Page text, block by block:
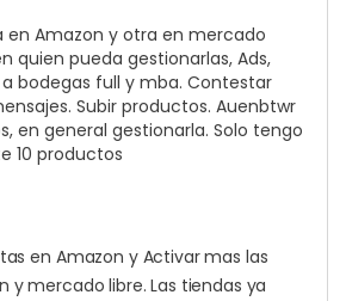
en Amazon y otra en mercado
quien pueda gestionarlas, Ads,
bodegas full y mba. Contestar
Subir productos. Auenbtwr
en general gestionarla. Solo tengo
10 productos
en Amazon y Activar mas las
y mercado libre. Las tiendas ya